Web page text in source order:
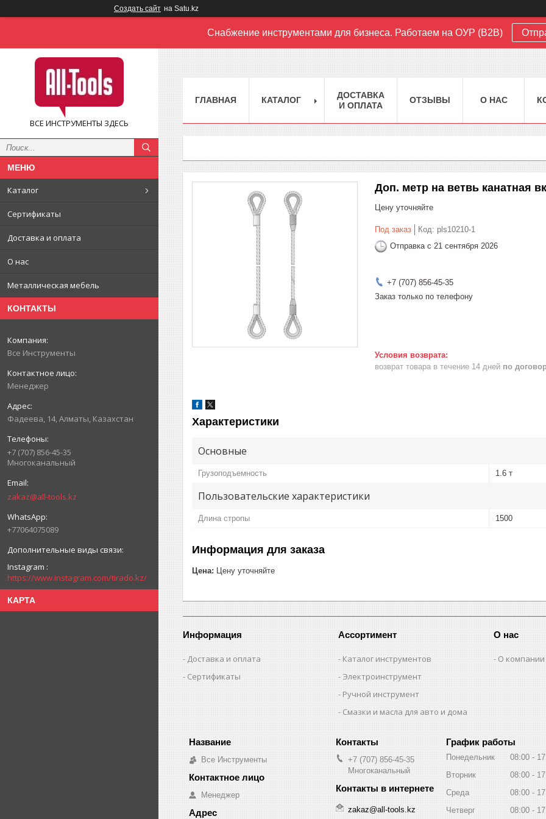
Создать сайт на Satu.kz
Снабжение инструментами для бизнеса. Работаем на ОУР (B2B)
ВСЕ ИНСТРУМЕНТЫ ЗДЕСЬ
Каталог
Сертификаты
Доставка и оплата
О нас
Металлическая мебель
КОНТАКТЫ
Все Инструменты
Менеджер
Фадеева, 14, Алматы, Казахстан
+7 (707) 856-45-35
Многоканальный
zakaz@all-tools.kz
+77064075089
Instagram
https://www.instagram.com/tirado.kz/
КАРТА
ГЛАВНАЯ КАТАЛОГ
ДОСТАВКА
И ОПЛАТА
ОТЗЫВЫ О НАС
Доп. метр на ветвь канатная
Цену уточняйте
Под заказ Код: pls10210-1
Отправка с 21 сентября 2026
+7 (707) 856-45-35
Заказ только по телефону
возврат товара в течение 14 дней по
Характеристики
Основные
Грузоподъемность 1.6 т
Пользовательские характеристики
Длина стропы 1500
Информация для заказа
Цена: Цену уточняйте
Информация
Доставка и оплата
Сертификаты
Ассортимент
Каталог инструментов
Электроинструмент
Ручной инструмент
Смазки и масла для авто и дома
О нас
О компании
Все Инструменты
Менеджер
+7 (707) 856-45-35
Многоканальный
zakaz@all-tools.kz
График работы
Понедельник 08:00
Вторник
08:00
Среда
08:00
Четверг
08:00